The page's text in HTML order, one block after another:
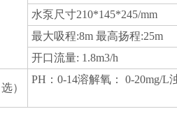
水泵尺寸210*145*245/mm
最大吸程:8m 最高扬程:25m
开口流量: 1.8m3/h
）
PH：0-14溶解氧： 0-20mg/L